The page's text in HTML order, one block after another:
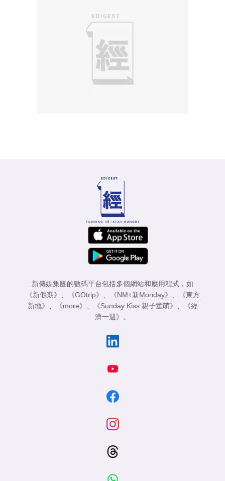
新傳媒集團的數碼平台包括多個網站和應用程式，如
《新假期》
《GOtrip》 《NM+新Monday》
《東方
新地》
《more》 《Sunday Kiss 親子童萌》
《經
濟一週》
。